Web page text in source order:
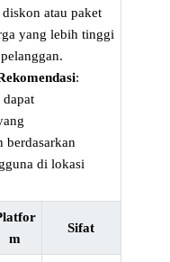
atau paket
yang lebih tinggi
:
berdasarkan
di lokasi
m
Sifat